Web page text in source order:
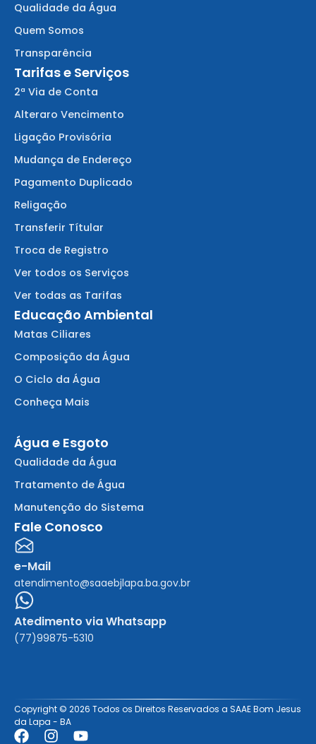
Qualidade da Água
Quem Somos
Transparência
Tarifas e Serviços
2ª Via de Conta
Alteraro Vencimento
Ligação Provisória
Mudança de Endereço
Pagamento Duplicado
Religação
Transferir Títular
Troca de Registro
Ver todos os Serviços
Ver todas as Tarifas
Educação Ambiental
Matas Ciliares
Composição da Água
O Ciclo da Água
Conheça Mais
Água e Esgoto
Qualidade da Água
Tratamento de Água
Manutenção do Sistema
Fale Conosco
e-Mail
atendimento@saaebjlapa.ba.gov.br
Atedimento via Whatsapp
(77)99875-5310
Copyright © 2026 Todos os Direitos Reservados a SAAE Bom Jesus
da Lapa - BA